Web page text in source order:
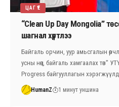
ЦАГ ҮЕ
“Clean Up Day Mongolia”
шагнал хүртлээ
Байгаль орчин, уур амьсгалын
усны нөөц, байгаль хамгаалах төв”
Progress байгууллагын
HumanZ 1 минут уншина